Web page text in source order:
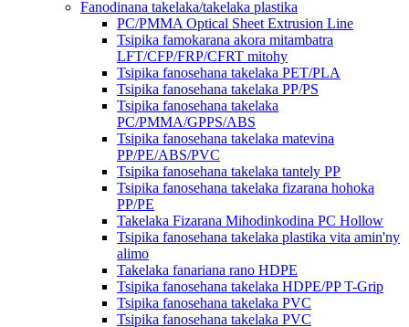
Fanodinana takelaka/takelaka plastika
PC/PMMA Optical Sheet Extrusion Line
Tsipika famokarana akora mitambatra
LFT/CFP/FRP/CFRT mitohy
Tsipika fanosehana takelaka PET/PLA
Tsipika fanosehana takelaka PP/PS
Tsipika fanosehana takelaka
PC/PMMA/GPPS/ABS
Tsipika fanosehana takelaka matevina
PP/PE/ABS/PVC
Tsipika fanosehana takelaka tantely PP
Tsipika fanosehana takelaka fizarana hohoka
PP/PE
Takelaka Fizarana Mihodinkodina PC Hollow
Tsipika fanosehana takelaka plastika vita amin'ny
alimo
Takelaka fanariana rano HDPE
Tsipika fanosehana takelaka HDPE/PP T-Grip
Tsipika fanosehana takelaka PVC
Tsipika fanosehana takelaka PVC